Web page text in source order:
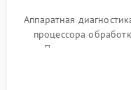
Аппаратная
процессора
Проверка
интерфейсов связи.